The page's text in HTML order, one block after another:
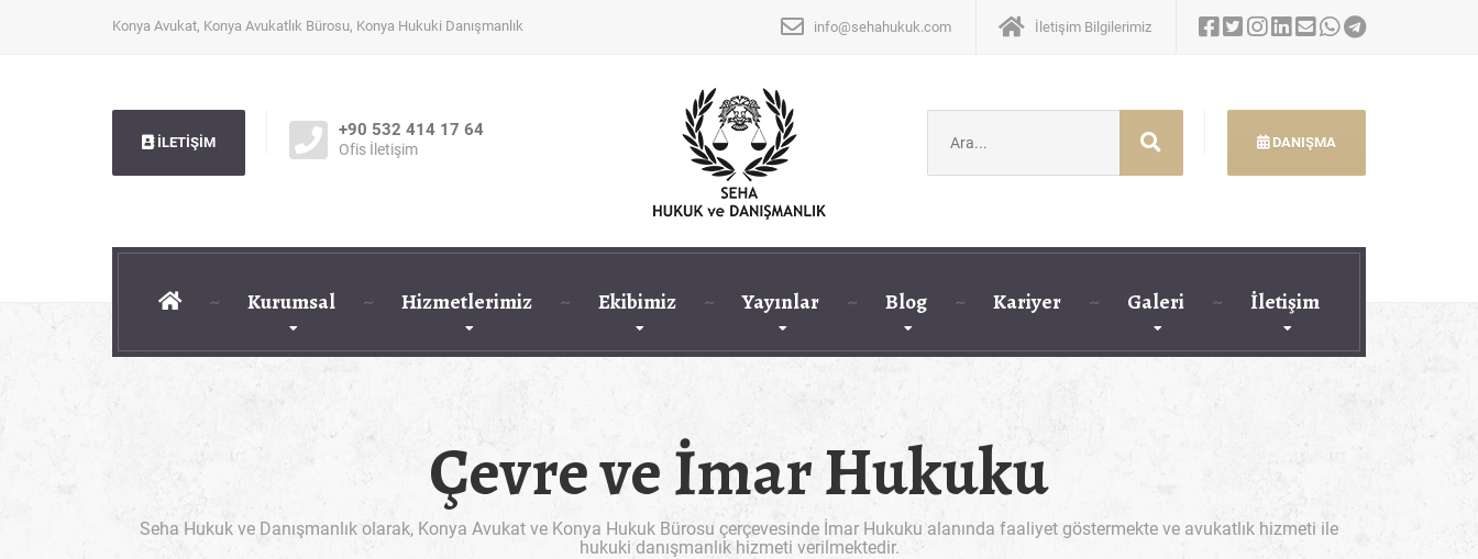
Konya Avukat, Konya Avukatlık Bürosu, Konya Hukuki Danışmanlık info@sehahukuk.com İletişim Bilgilerimiz
İLETİŞİM
+90 532 414 17 64
Ofis İletişim
ara:
DANIŞMA
Kurumsal Hizmetlerimiz Ekibimiz Yayınlar Blog Kariyer Galeri İletişim
Çevre ve İmar Hukuku
Seha Hukuk ve Danışmanlık olarak, Konya Avukat ve Konya Hukuk Bürosu çerçevesinde İmar Hukuku alanında faaliyet göstermekte ve avukatlık hizmeti ile
hukuki danışmanlık hizmeti verilmektedir.